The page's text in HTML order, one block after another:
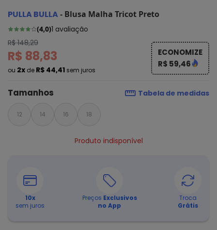
PULLA BULLA- Blusa Malha Tricot Preto
(4,0)1 avaliação
R$ 148,29
R$ 88,83
ou 2x de R$ 44,41 sem juros
ECONOMIZE
R$ 59,46
Tamanhos Tabela de medidas
12 14 16 18
Produto indisponível
10x
sem juros
Preços Exclusivos
no App
Troca
Grátis